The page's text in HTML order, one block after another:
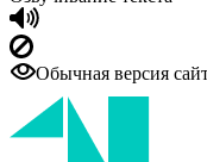
Обычная версия